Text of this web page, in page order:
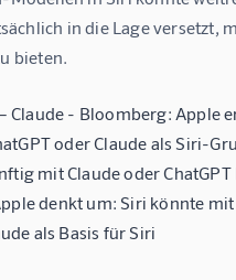
in die Lage versetzt,
bieten.
Claude - Bloomberg:
oder Claude als Siri-
mit Claude oder
denkt um: Siri könnte
als Basis für Siri